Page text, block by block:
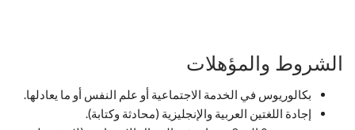
الشروط والمؤهلات
بكالوريوس في الخدمة الاجتماعية أو علم النفس أو ما يعادلها.
إجادة اللغتين العربية والإنجليزية (محادثة وكتابة).